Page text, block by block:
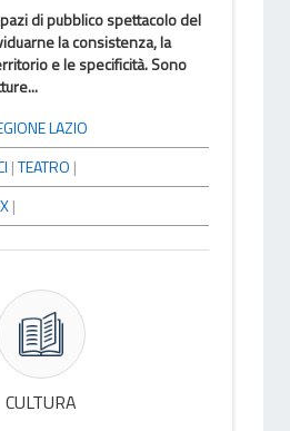
di pubblico spettacolo del
la consistenza, la
e le specificità. Sono
LAZIO
|TEATRO |
|
CULTURA